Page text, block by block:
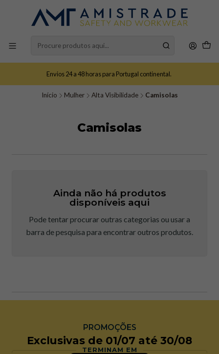
Envios 24 a 48 horas para Portugal continental.
Início Mulher Alta Visibilidade Camisolas
Camisolas
Ainda não há produtos
disponíveis aqui
Pode tentar procurar outras categorias ou usar a
barra de pesquisa para encontrar outros produtos.
PROMOÇÕES
Exclusivas de 01/07 até 30/08
TERMINAM EM